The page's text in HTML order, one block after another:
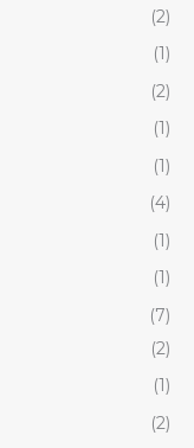
(2)
(1)
(2)
(1)
(1)
(4)
(1)
(1)
(7)
(2)
(1)
(2)